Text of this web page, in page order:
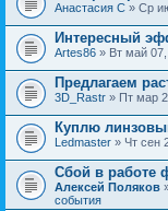
Анастасия С » Ср
Интересный
Artes86 » Вт май
Предлагаем
3D_Rastr » Пт мар
Куплю
Ledmaster » Чт сен
Сбой в работе
Алексей Поляков
события